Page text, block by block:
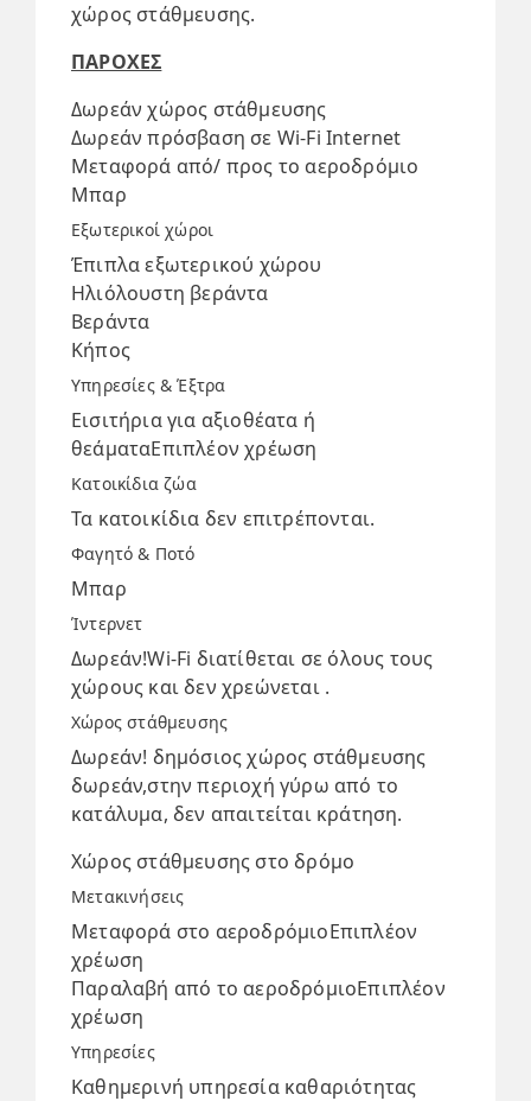
χώρος στάθμευσης.
ΠΑΡΟΧΕΣ
Δωρεάν χώρος στάθμευσης
Δωρεάν πρόσβαση σε Wi-Fi Internet
Μεταφορά από/ προς το αεροδρόμιο
Μπαρ
Εξωτερικοί χώροι
Έπιπλα εξωτερικού χώρου
Ηλιόλουστη βεράντα
Βεράντα
Κήπος
Υπηρεσίες & Έξτρα
Εισιτήρια για αξιοθέατα ή
θεάματαΕπιπλέον χρέωση
Κατοικίδια ζώα
Τα κατοικίδια δεν επιτρέπονται.
Φαγητό & Ποτό
Μπαρ
Ίντερνετ
Δωρεάν!Wi-Fi διατίθεται σε όλους τους
χώρους και δεν χρεώνεται .
Χώρος στάθμευσης
Δωρεάν! δημόσιος χώρος στάθμευσης
δωρεάν,στην περιοχή γύρω από το
κατάλυμα, δεν απαιτείται κράτηση.
Χώρος στάθμευσης στο δρόμο
Μετακινήσεις
Μεταφορά στο αεροδρόμιοΕπιπλέον
χρέωση
Παραλαβή από το αεροδρόμιοΕπιπλέον
χρέωση
Υπηρεσίες
Καθημερινή υπηρεσία καθαριότητας